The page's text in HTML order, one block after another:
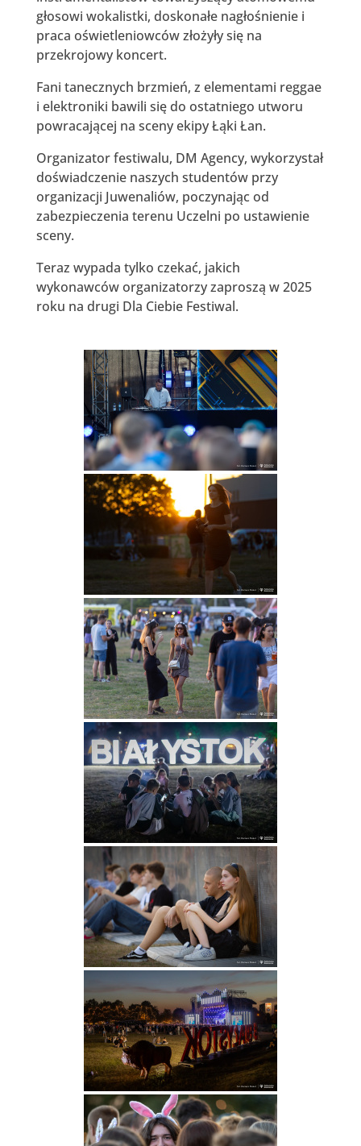
głosowi wokalistki, doskonałe nagłośnienie i
praca oświetleniowców złożyły się na
przekrojowy koncert.
Fani tanecznych brzmień, z elementami reggae
i elektroniki bawili się do ostatniego utworu
powracającej na sceny ekipy Łąki Łan.
Organizator festiwalu, DM Agency, wykorzystał
doświadczenie naszych studentów przy
organizacji Juwenaliów, poczynając od
zabezpieczenia terenu Uczelni po ustawienie
sceny.
Teraz wypada tylko czekać, jakich
wykonawców organizatorzy zaproszą w 2025
roku na drugi Dla Ciebie Festiwal.